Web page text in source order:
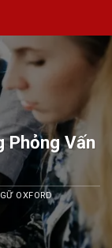
Phỏng Vấn
OXFORD